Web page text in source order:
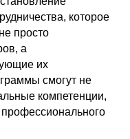
которое
просто
а
их
смогут не
компетенции,